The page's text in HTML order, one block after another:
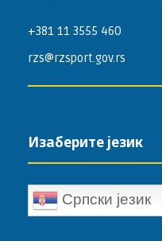
+381 11 3555 460
rzs@rzsport.gov.rs
Изаберите језик
Српски језик